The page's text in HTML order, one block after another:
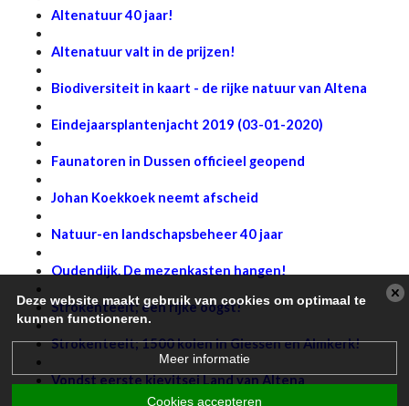
Altenatuur 40 jaar!
Altenatuur valt in de prijzen!
Biodiversiteit in kaart - de rijke natuur van Altena
Eindejaarsplantenjacht 2019 (03-01-2020)
Faunatoren in Dussen officieel geopend
Johan Koekkoek neemt afscheid
Natuur-en landschapsbeheer 40 jaar
Oudendijk. De mezenkasten hangen!
Strokenteelt; een rijke oogst!
Strokenteelt; 1500 kolen in Giessen en Almkerk!
Vondst eerste kievitsei Land van Altena
Deze website maakt gebruik van cookies om optimaal te
kunnen functioneren.
Meer informatie
Cookies accepteren